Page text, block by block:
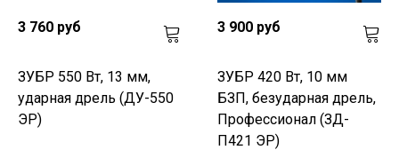
3 760 руб
ЗУБР 550 Вт, 13 мм,
ударная дрель (ДУ-550
ЭР)
3 900 руб
ЗУБР 420 Вт, 10 мм
БЗП, безударная дрель,
Профессионал (ЗД-
П421 ЭР)